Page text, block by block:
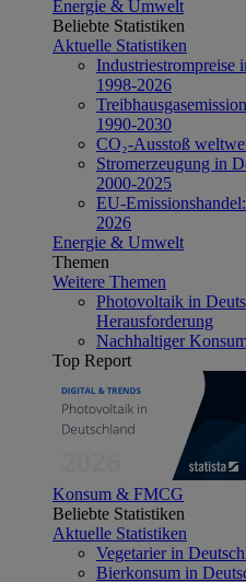
Energie & Umwelt
Beliebte Statistiken
Aktuelle Statistiken
Industriestrompreise
1998-2026
1990-2030
CO₂-Ausstoß
Stromerzeugung in
2000-2025
EU-
2026
Energie & Umwelt
Themen
Weitere Themen
Photovoltaik in
Herausforderung
Nachhaltiger
Top Report
Konsum & FMCG
Beliebte Statistiken
Aktuelle Statistiken
Vegetarier in
Bierkonsum in